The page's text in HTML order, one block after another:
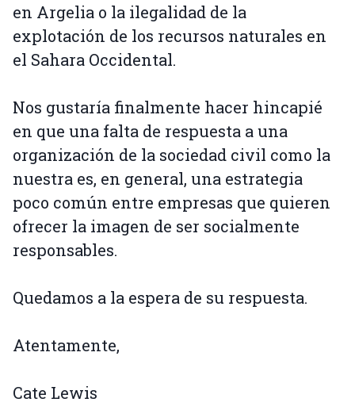
en Argelia o la ilegalidad de la
explotación de los recursos naturales en
el Sahara Occidental.
Nos gustaría finalmente hacer hincapié
en que una falta de respuesta a una
organización de la sociedad civil como la
nuestra es, en general, una estrategia
poco común entre empresas que quieren
ofrecer la imagen de ser socialmente
responsables.
Quedamos a la espera de su respuesta.
Atentamente,
Cate Lewis